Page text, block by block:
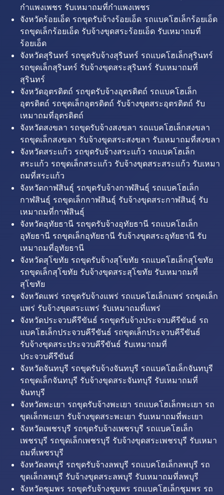
กำแพงเพชร รับเหมาถมที่กำแพงเพชร
จังหวัดร้อยเอ็ด รถขุดรับจ้างร้อยเอ็ด รถแบคโฮเล็กร้อยเอ็ด
รถขุดเล็กร้อยเอ็ด รับจ้างขุดสระร้อยเอ็ด รับเหมาถมที่
ร้อยเอ็ด
จังหวัดสุรินทร์ รถขุดรับจ้างสุรินทร์ รถแบคโฮเล็กสุรินทร์
รถขุดเล็กสุรินทร์ รับจ้างขุดสระสุรินทร์ รับเหมาถมที่
สุรินทร์
จังหวัดอุตรดิตถ์ รถขุดรับจ้างอุตรดิตถ์ รถแบคโฮเล็ก
อุตรดิตถ์ รถขุดเล็กอุตรดิตถ์ รับจ้างขุดสระอุตรดิตถ์ รับ
เหมาถมที่อุตรดิตถ์
จังหวัดสงขลา รถขุดรับจ้างสงขลา รถแบคโฮเล็กสงขลา
รถขุดเล็กสงขลา รับจ้างขุดสระสงขลา รับเหมาถมที่สงขลา
จังหวัดสระแก้ว รถขุดรับจ้างสระแก้ว รถแบคโฮเล็ก
สระแก้ว รถขุดเล็กสระแก้ว รับจ้างขุดสระสระแก้ว รับเหมา
ถมที่สระแก้ว
จังหวัดกาฬสินธุ์ รถขุดรับจ้างกาฬสินธุ์ รถแบคโฮเล็ก
กาฬสินธุ์ รถขุดเล็กกาฬสินธุ์ รับจ้างขุดสระกาฬสินธุ์ รับ
เหมาถมที่กาฬสินธุ์
จังหวัดอุทัยธานี รถขุดรับจ้างอุทัยธานี รถแบคโฮเล็ก
อุทัยธานี รถขุดเล็กอุทัยธานี รับจ้างขุดสระอุทัยธานี รับ
เหมาถมที่อุทัยธานี
จังหวัดสุโขทัย รถขุดรับจ้างสุโขทัย รถแบคโฮเล็กสุโขทัย
รถขุดเล็กสุโขทัย รับจ้างขุดสระสุโขทัย รับเหมาถมที่
สุโขทัย
จังหวัดแพร่ รถขุดรับจ้างแพร่ รถแบคโฮเล็กแพร่ รถขุดเล็ก
แพร่ รับจ้างขุดสระแพร่ รับเหมาถมที่แพร่
จังหวัดประจวบคีรีขันธ์ รถขุดรับจ้างประจวบคีรีขันธ์ รถ
แบคโฮเล็กประจวบคีรีขันธ์ รถขุดเล็กประจวบคีรีขันธ์
รับจ้างขุดสระประจวบคีรีขันธ์ รับเหมาถมที่
ประจวบคีรีขันธ์
จังหวัดจันทบุรี รถขุดรับจ้างจันทบุรี รถแบคโฮเล็กจันทบุรี
รถขุดเล็กจันทบุรี รับจ้างขุดสระจันทบุรี รับเหมาถมที่
จันทบุรี
จังหวัดพะเยา รถขุดรับจ้างพะเยา รถแบคโฮเล็กพะเยา รถ
ขุดเล็กพะเยา รับจ้างขุดสระพะเยา รับเหมาถมที่พะเยา
จังหวัดเพชรบุรี รถขุดรับจ้างเพชรบุรี รถแบคโฮเล็ก
เพชรบุรี รถขุดเล็กเพชรบุรี รับจ้างขุดสระเพชรบุรี รับเหมา
ถมที่เพชรบุรี
จังหวัดลพบุรี รถขุดรับจ้างลพบุรี รถแบคโฮเล็กลพบุรี รถ
ขุดเล็กลพบุรี รับจ้างขุดสระลพบุรี รับเหมาถมที่ลพบุรี
จังหวัดชุมพร รถขุดรับจ้างชุมพร รถแบคโฮเล็กชุมพร รถ